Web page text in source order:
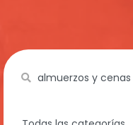
Name
category